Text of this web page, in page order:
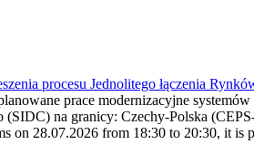
procesu Jednolitego łączenia
prace modernizacyjne
(SIDC) na granicy: Czechy-Polska
on 28.07.2026 from 18:30 to 20:30, it is